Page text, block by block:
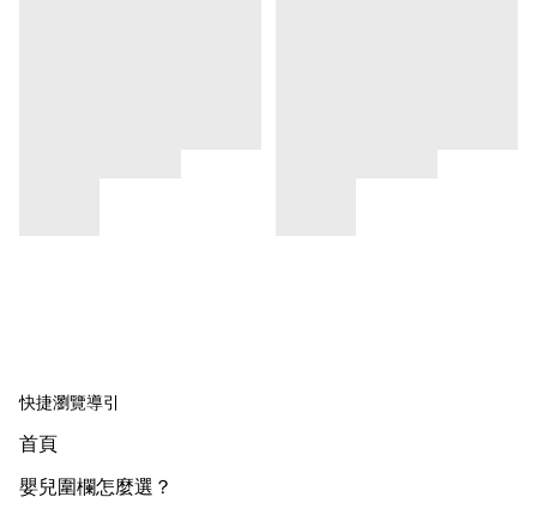
快捷瀏覽導引
首頁
嬰兒圍欄怎麼選？